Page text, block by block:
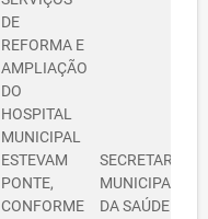
DE
REFORMA E
AMPLIAÇÃO
DO
HOSPITAL
MUNICIPAL
ESTEVAM
PONTE,
CONFORME
SECRETARIA
MUNICIPAL
DA SAÚDE